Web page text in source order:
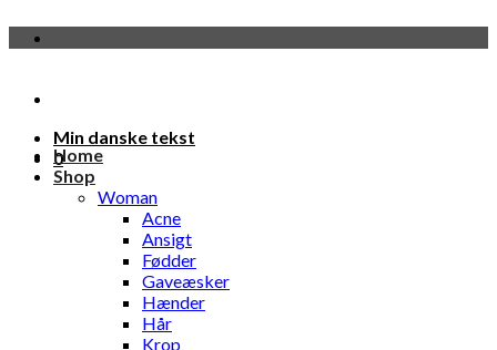
Min danske tekst
0
Home
Shop
Woman
Acne
Ansigt
Fødder
Gaveæsker
Hænder
Hår
Krop